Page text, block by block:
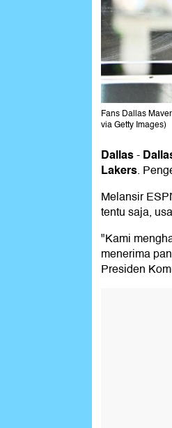
Fans Dallas
via Getty Images)
Dallas-
Lakers.
Melansir
tentu saja,
"Kami
menerima
Presiden